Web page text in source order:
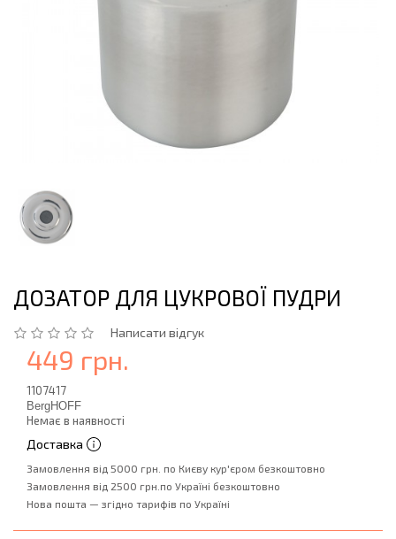
ДОЗАТОР ДЛЯ ЦУКРОВОЇ ПУДРИ
Написати відгук
449 грн.
1107417
BergHOFF
Немає в наявності
Доставка
Замовлення від 5000 грн. по Києву кур'єром безкоштовно
Замовлення від 2500 грн.по Україні безкоштовно
Нова пошта — згідно тарифів по Україні